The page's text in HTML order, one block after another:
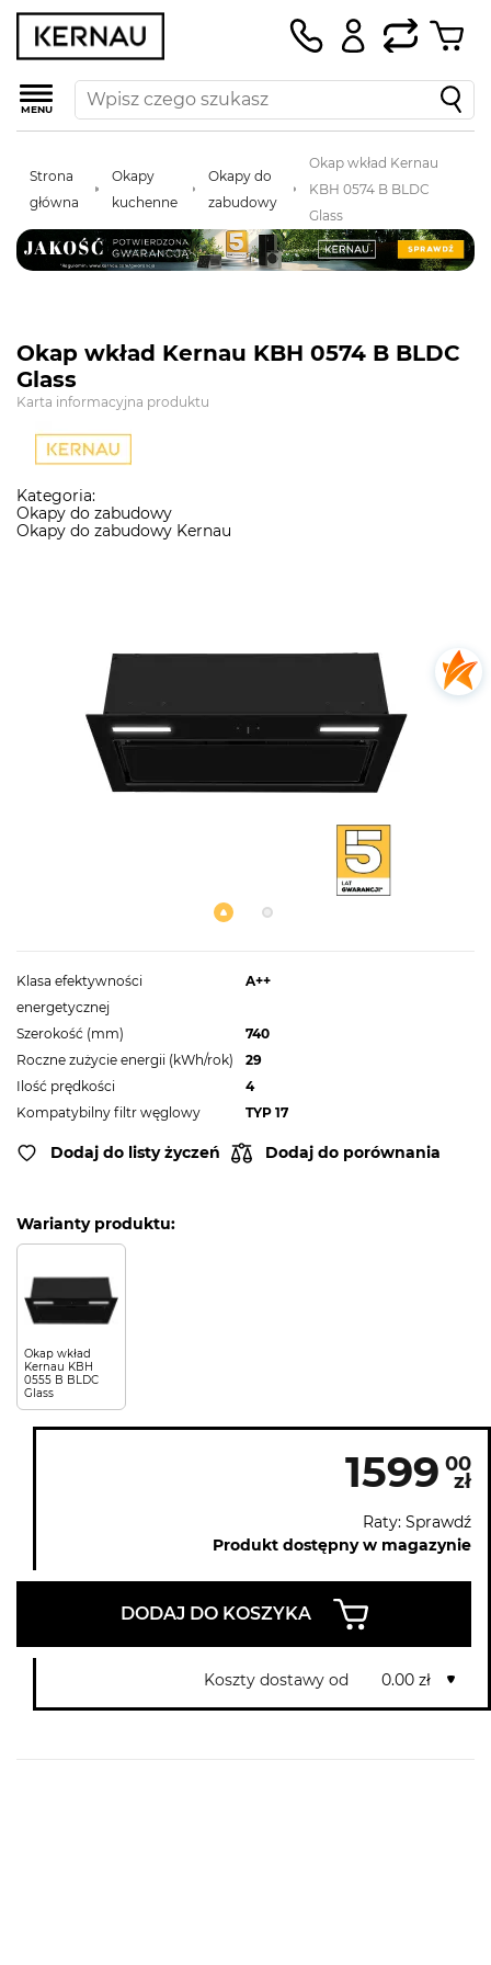
MENU
Strona
główna
Okapy
kuchenne
Okapy do
zabudowy
Okap wkład Kernau
KBH 0574 B BLDC
Glass
Okap wkład Kernau KBH 0574 B BLDC
Glass
Karta informacyjna produktu
Kategoria:
Okapy do zabudowy
Okapy do zabudowy Kernau
Klasa efektywności
energetycznej
A++
Szerokość (mm)
740
Roczne zużycie energii (kWh/rok)
29
Ilość prędkości
4
Kompatybilny filtr węglowy
TYP 17
Dodaj do listy życzeń Dodaj do porównania
Warianty produktu:
Okap wkład
Kernau KBH
0555 B BLDC
Glass
1599 00
zł
Raty: Sprawdź
Produkt dostępny w magazynie
DODAJ DO KOSZYKA
Koszty dostawy od 0.00 zł